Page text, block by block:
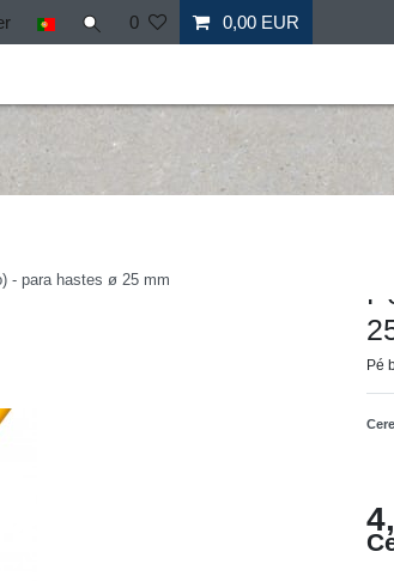
0 0,00 EUR
Fitness Mais desporto Ofertas especiais
- para hastes ø 25 mm
Pé